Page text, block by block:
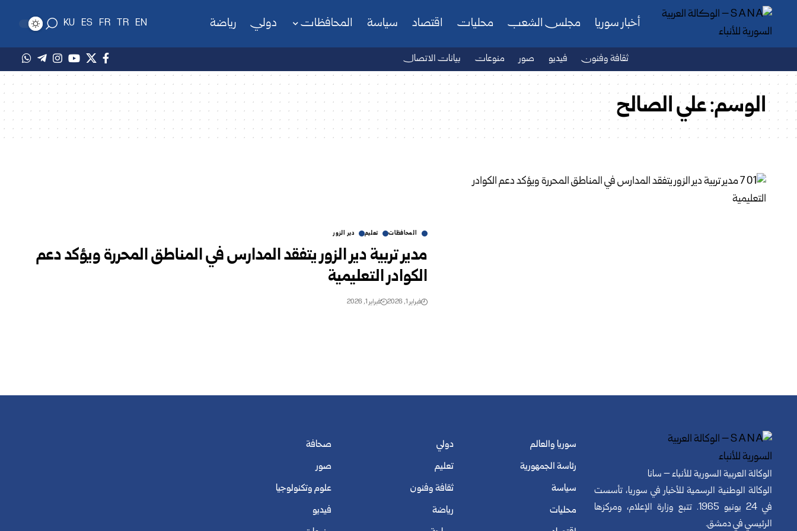
أخبار سوريا مجلس الشعب محليات اقتصاد سياسة المحافظات دولي رياضة EN
TR
FR
ES
KU
ثقافة وفنون فيديو صور منوعات بيانات الاتصال
الوسم:علي الصالح
المحافظات تعليم دير الزور
مدير تربية دير الزور يتفقد المدارس في المناطق المحررة ويؤكد دعم
الكوادر التعليمية
فبراير 1, 2026 فبراير 1, 2026
الوكالة العربية السورية للأنباء – سانا
الوكالة الوطنية الرسمية للأخبار في سوريا، تأسست
في 24 يونيو 1965. تتبع وزارة الإعلام، ومركزها
الرئيسي في دمشق.
سوريا والعالم
رئاسة الجمهورية
سياسة
محليات
دولي
تعليم
ثقافة وفنون
رياضة
صحافة
صور
علوم وتكنولوجيا
فيديو